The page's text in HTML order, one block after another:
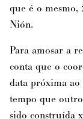
que é o mesmo,
Nión.
Para amosar a
conta que o
data próxima ao
tempo que
sido construída